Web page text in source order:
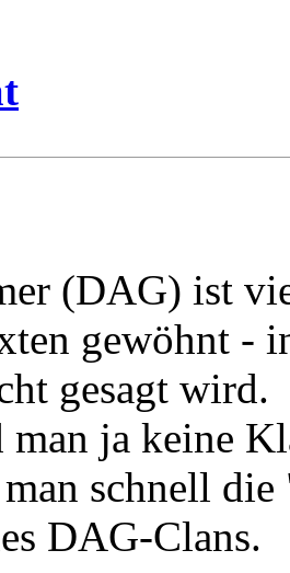
(DAG) ist
gewöhnt -
gesagt wird.
man ja keine
schnell
DAG-Clans.